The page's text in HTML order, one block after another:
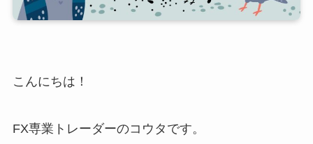
こんにちは！
FX専業トレーダーのコウタです。